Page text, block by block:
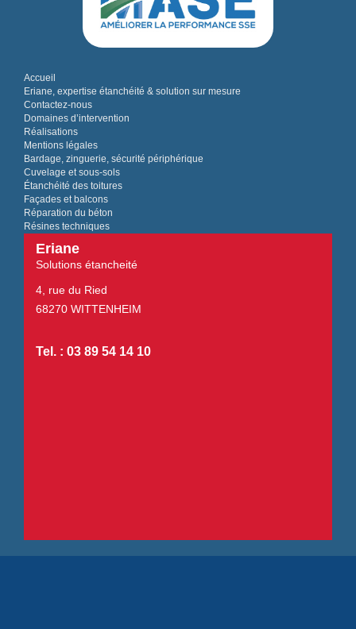
Accueil
Eriane, expertise étanchéité & solution sur mesure
Contactez-nous
Domaines d’intervention
Réalisations
Mentions légales
Bardage, zinguerie, sécurité périphérique
Cuvelage et sous-sols
Étanchéité des toitures
Façades et balcons
Réparation du béton
Résines techniques
Eriane
Solutions étancheité
4, rue du Ried
68270 WITTENHEIM
Tel. : 03 89 54 14 10